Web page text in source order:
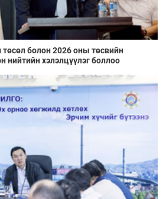
болон 2026 оны төсвийн
нийтийн хэлэлцүүлэг боллоо